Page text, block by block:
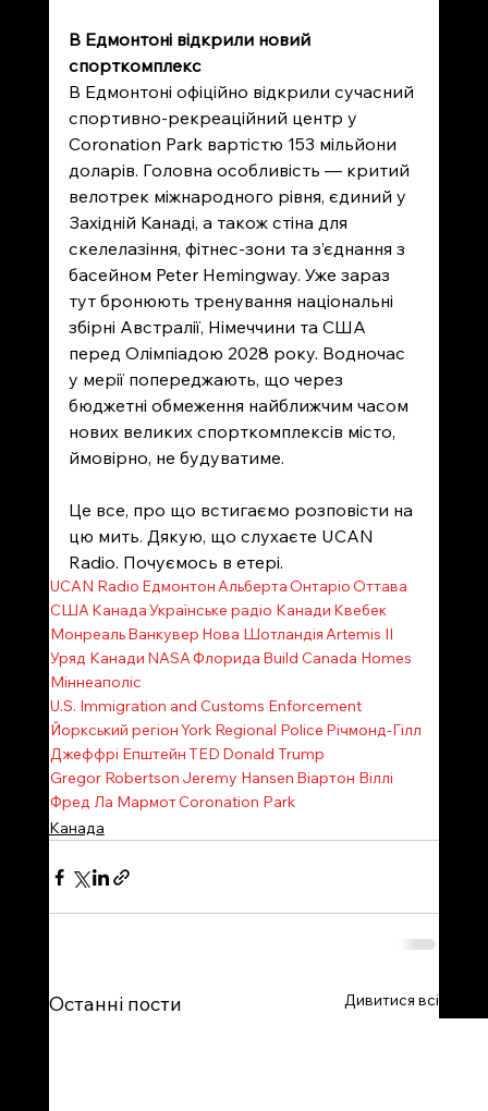
В Едмонтоні відкрили новий
спорткомплекс
В Едмонтоні офіційно відкрили сучасний
спортивно-рекреаційний центр у
Coronation Park вартістю 153 мільйони
доларів. Головна особливість — критий
велотрек міжнародного рівня, єдиний у
Західній Канаді, а також стіна для
скелелазіння, фітнес-зони та з’єднання з
басейном Peter Hemingway. Уже зараз
тут бронюють тренування національні
збірні Австралії, Німеччини та США
перед Олімпіадою 2028 року. Водночас
у мерії попереджають, що через
бюджетні обмеження найближчим часом
нових великих спорткомплексів місто,
ймовірно, не будуватиме.
Це все, про що встигаємо розповісти на
цю мить. Дякую, що слухаєте UCAN
Radio. Почуємось в етері.
UCAN Radio ЕдмонтонАльбертаОнтаріоОттава
СШАКанадаУкраїнське радіо Канади Квебек
МонреальВанкувер Нова ШотландіяArtemis II
Уряд Канади NASAФлорида Build Canada Homes
Міннеаполіс
U.S. Immigration and Customs Enforcement
Йоркський регіонYork Regional Police Річмонд-Гілл
Джеффрі ЕпштейнTED Donald Trump
Gregor Robertson Jeremy Hansen Віартон Віллі
Фред Ла МармотCoronation Park
Канада
Останні пости Дивитися всі